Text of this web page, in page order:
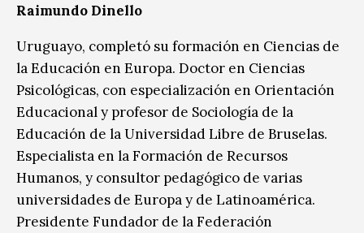
Raimundo Dinello
Uruguayo, completó su formación en Ciencias de
la Educación en Europa. Doctor en Ciencias
Psicológicas, con especialización en Orientación
Educacional y profesor de Sociología de la
Educación de la Universidad Libre de Bruselas.
Especialista en la Formación de Recursos
Humanos, y consultor pedagógico de varias
universidades de Europa y de Latinoamérica.
Presidente Fundador de la Federación